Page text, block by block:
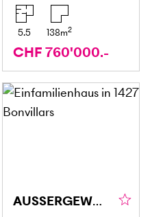
5.5 138m2
CHF 760'000.-
AUSSERGEWÖHNLICH MIT GROSSZÜGIGEM UMSCHWUNG